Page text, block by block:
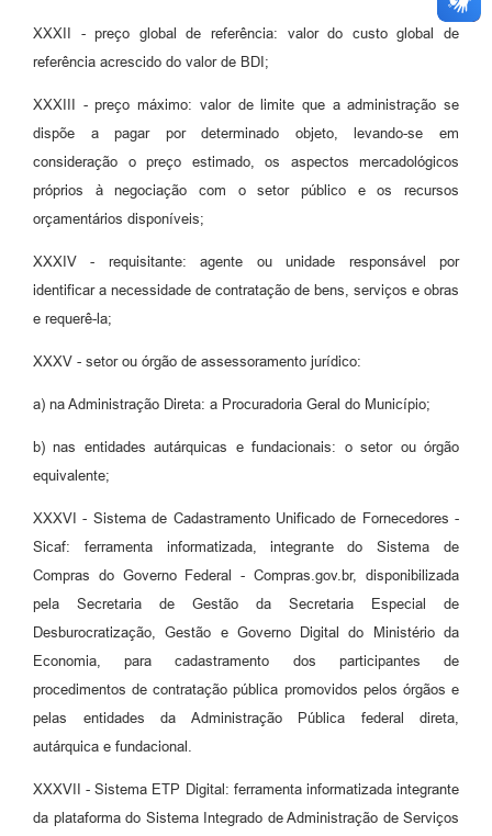
XXXII - preço global de referência: valor do custo global de
referência acrescido do valor de BDI;
XXXIII - preço máximo: valor de limite que a administração se
dispõe a pagar por determinado objeto, levando-se em
consideração o preço estimado, os aspectos mercadológicos
próprios à negociação com o setor público e os recursos
orçamentários disponíveis;
XXXIV - requisitante: agente ou unidade responsável por
identificar a necessidade de contratação de bens, serviços e obras
e requerê-la;
XXXV - setor ou órgão de assessoramento jurídico:
a) na Administração Direta: a Procuradoria Geral do Município;
b) nas entidades autárquicas e fundacionais: o setor ou órgão
equivalente;
XXXVI - Sistema de Cadastramento Unificado de Fornecedores -
Sicaf: ferramenta informatizada, integrante do Sistema de
Compras do Governo Federal - Compras.gov.br, disponibilizada
pela Secretaria de Gestão da Secretaria Especial de
Desburocratização, Gestão e Governo Digital do Ministério da
Economia, para cadastramento dos participantes de
procedimentos de contratação pública promovidos pelos órgãos e
pelas entidades da Administração Pública federal direta,
autárquica e fundacional.
XXXVII - Sistema ETP Digital: ferramenta informatizada integrante
da plataforma do Sistema Integrado de Administração de Serviços